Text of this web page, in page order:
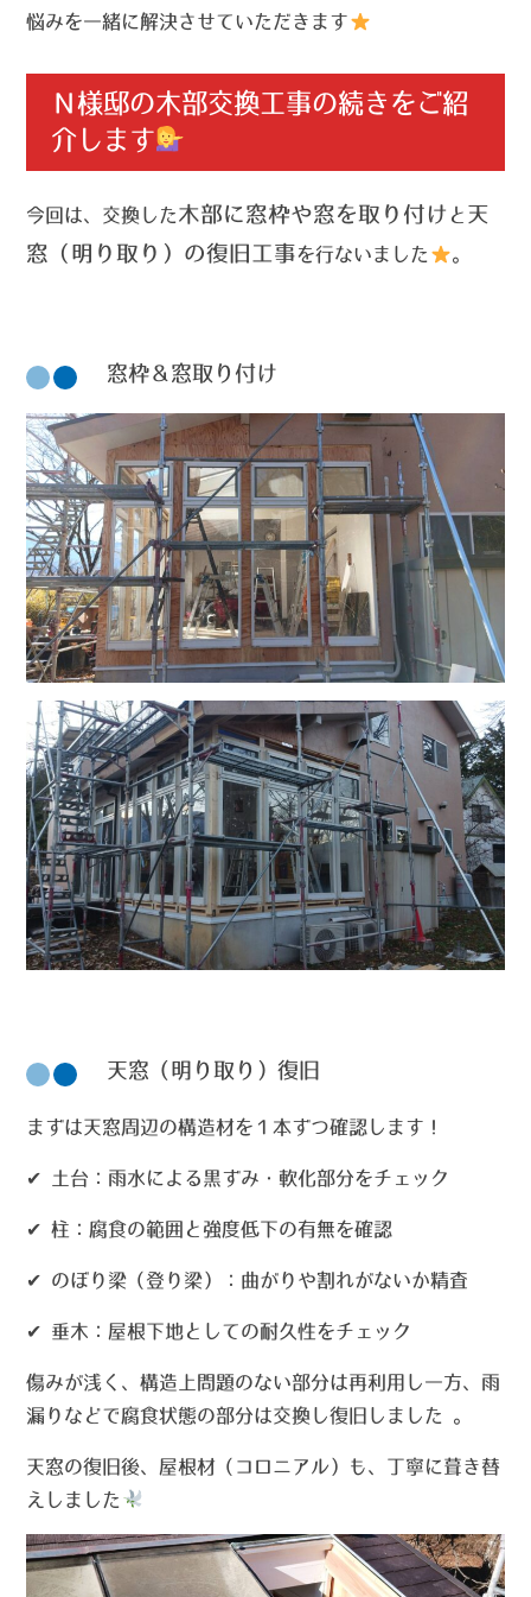
悩みを一緒に解決させていただきます
Ｎ様邸の木部交換工事の続きをご紹
介します
今回は、交換した木部に窓枠や窓を取り付け と 天
窓（明り取り）の復旧工事を行ないました 。
☟窓枠＆窓取り付け
☟天窓（明り取り）復旧
まずは天窓周辺の構造材を１本ずつ確認します！
✔ 土台 ：雨水による黒ずみ・軟化部分をチェック
✔ 柱 ：腐食の範囲と強度低下の有無を確認
✔ のぼり梁 （登り梁）：曲がりや割れがないか精査
✔ 垂木 ：屋根下地としての耐久性をチェック
傷みが浅く、構造上問題のない部分は再利用 し一方、雨
漏りなどで腐食状態の部分は交換し復旧 しました 。
天窓の復旧後、屋根材（コロニアル）も、丁寧に葺き替
えしました